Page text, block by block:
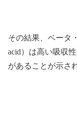
その結果、ベータ
acid）は高い吸収
があることが示さ